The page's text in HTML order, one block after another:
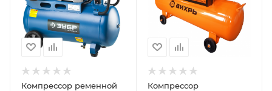
Компрессор ременной
Компрессор